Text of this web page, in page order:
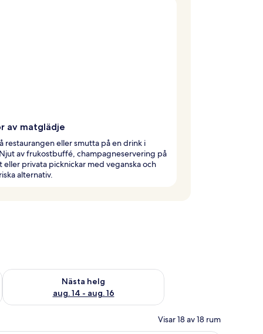
av matglädje
restaurangen eller smutta på en drink i
av frukostbuffé, champagneservering på
eller privata picknickar med veganska och
alternativ.
aug. 7 - aug. 9
Nästa helg
aug. 14 - aug. 16
Kontrollera tillgängligheten för nästa helg aug. 14 - aug. 16
Visar 18 av 18 rum